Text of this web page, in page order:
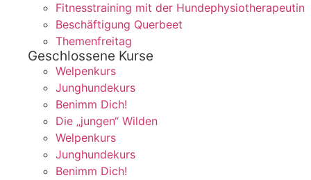
Fitnesstraining mit der Hundephysiotherapeutin
Beschäftigung Querbeet
Themenfreitag
Geschlossene Kurse
Welpenkurs
Junghundekurs
Benimm Dich!
Die „jungen“ Wilden
Welpenkurs
Junghundekurs
Benimm Dich!